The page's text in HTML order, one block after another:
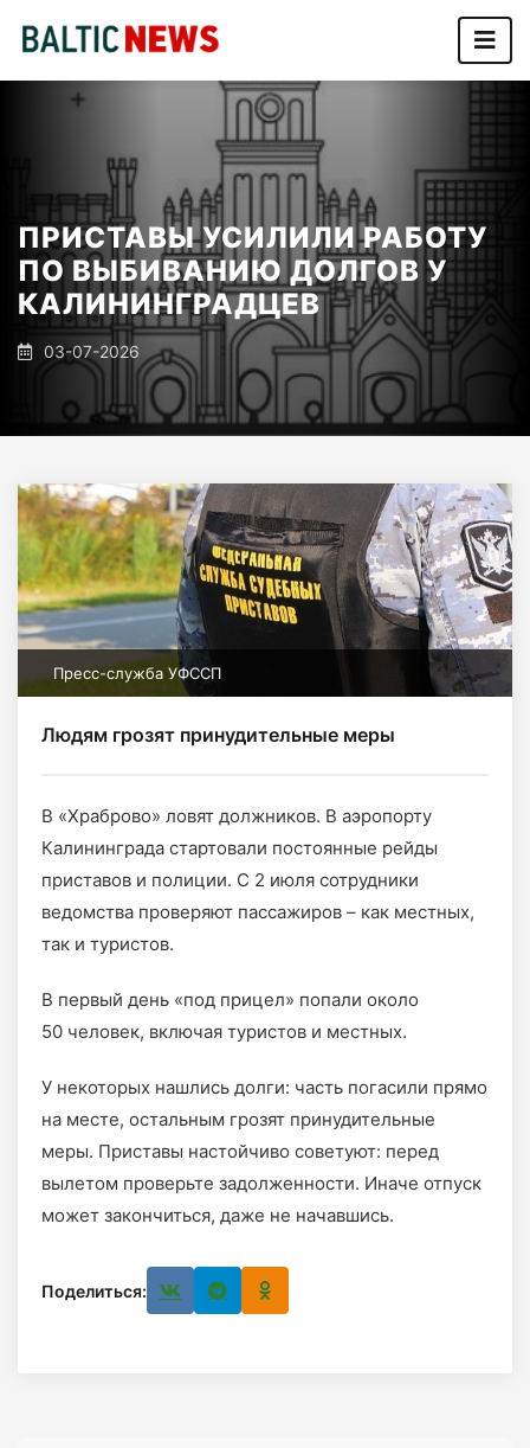
ПРИСТАВЫ УСИЛИЛИ РАБОТУ
ПО ВЫБИВАНИЮ ДОЛГОВ У
КАЛИНИНГРАДЦЕВ
03-07-2026
Пресс-служба УФССП
Людям грозят принудительные меры
В «Храброво» ловят должников. В аэропорту
Калининграда стартовали постоянные рейды
приставов и полиции. С 2 июля сотрудники
ведомства проверяют пассажиров – как местных,
так и туристов.
В первый день «под прицел» попали около
50 человек, включая туристов и местных.
У некоторых нашлись долги: часть погасили прямо
на месте, остальным грозят принудительные
меры. Приставы настойчиво советуют: перед
вылетом проверьте задолженности. Иначе отпуск
может закончиться, даже не начавшись.
Поделиться: